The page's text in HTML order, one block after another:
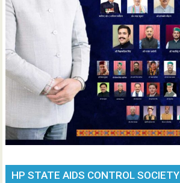
HP STATE AIDS CONTROL SOCIETY